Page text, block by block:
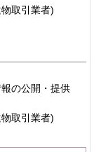
取引業者)
の公開・提供
取引業者)